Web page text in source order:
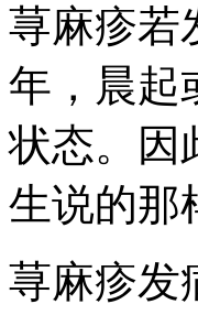
荨麻疹若
年，晨起
状态。因
生说的那
荨麻疹发